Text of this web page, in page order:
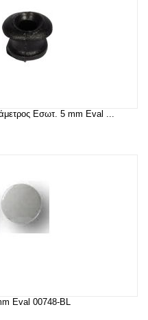
Εσωτ. 5 mm Eval ...
Eval 00748-BL